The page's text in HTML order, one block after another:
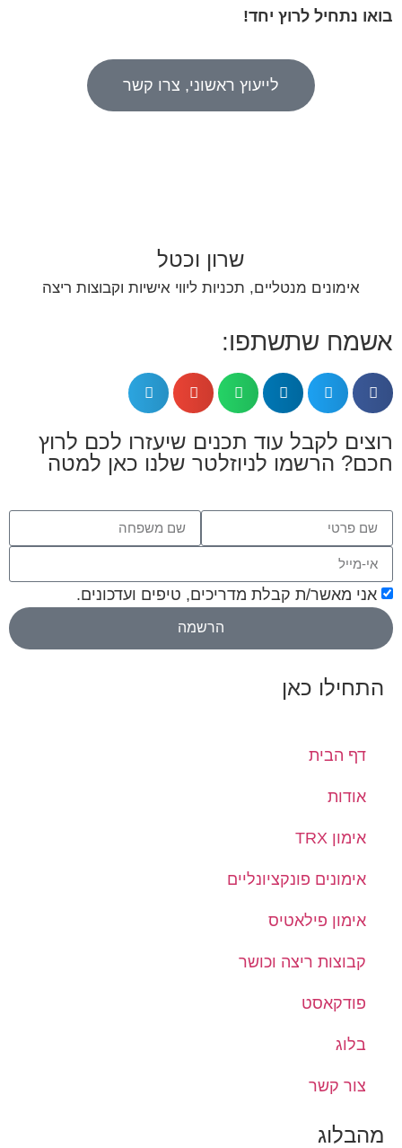
בואו נתחיל לרוץ יחד!
לייעוץ ראשוני, צרו קשר
שרון וכטל
אימונים מנטליים, תכניות ליווי אישיות וקבוצות ריצה
אשמח שתשתפו:
רוצים לקבל עוד תכנים שיעזרו לכם לרוץ
חכם? הרשמו לניוזלטר שלנו כאן למטה
אני מאשר/ת קבלת מדריכים, טיפים ועדכונים.
הרשמה
התחילו כאן
דף הבית
אודות
אימון TRX
אימונים פונקציונליים
אימון פילאטיס
קבוצות ריצה וכושר
פודקאסט
בלוג
צור קשר
מהבלוג